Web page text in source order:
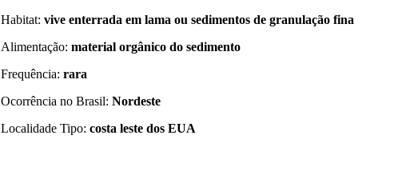
Habitat: vive enterrada em lama ou sedimentos de granulação fina
Alimentação: material orgânico do sedimento
Frequência: rara
Ocorrência no Brasil: Nordeste
Localidade Tipo: costa leste dos EUA